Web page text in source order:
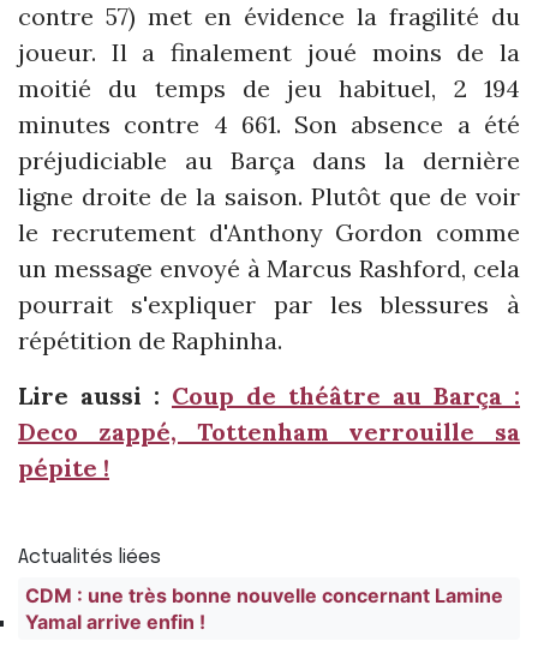
contre 57) met en évidence la fragilité du
joueur. Il a finalement joué moins de la
moitié du temps de jeu habituel, 2 194
minutes contre 4 661. Son absence a été
préjudiciable au Barça dans la dernière
ligne droite de la saison. Plutôt que de voir
le recrutement d'Anthony Gordon comme
un message envoyé à Marcus Rashford, cela
pourrait s'expliquer par les blessures à
répétition de Raphinha.
Lire aussi : Coup de théâtre au Barça :
Deco zappé, Tottenham verrouille sa
pépite !
Actualités liées
CDM : une très bonne nouvelle concernant Lamine
Yamal arrive enfin !